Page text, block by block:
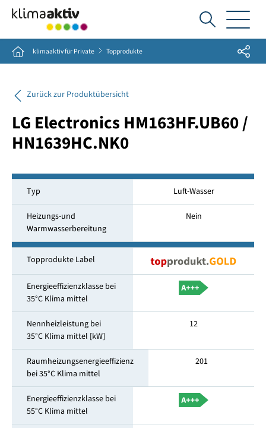
Ich
suche...
Home klimaaktiv für Private Topprodukte Share
Zurück zur Produktübersicht
LG Electronics HM163HF.UB60 /
HN1639HC.NK0
Typ Luft-Wasser
Heizungs-und
Warmwasserbereitung
Nein
Topprodukte Label
Energieeffizienzklasse bei
35°C Klima mittel
Nennheizleistung bei
35°C Klima mittel [kW]
12
Raumheizungsenergieeffizienz
bei 35°C Klima mittel
201
Energieeffizienzklasse bei
55°C Klima mittel